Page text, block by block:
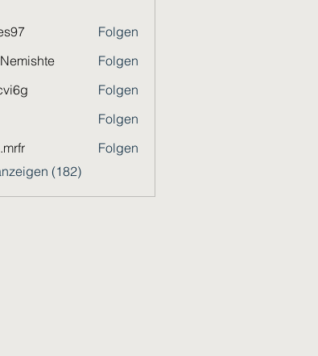
Folgen
Folgen
Folgen
Folgen
Folgen
(182)